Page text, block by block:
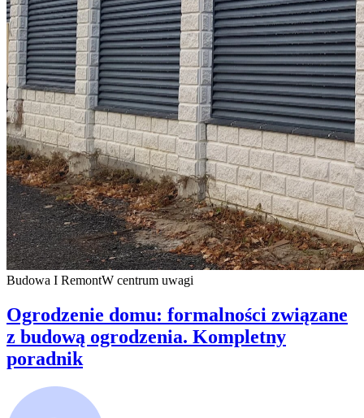
Budowa I RemontW centrum uwagi
Ogrodzenie domu: formalności związane
z budową ogrodzenia. Kompletny
poradnik